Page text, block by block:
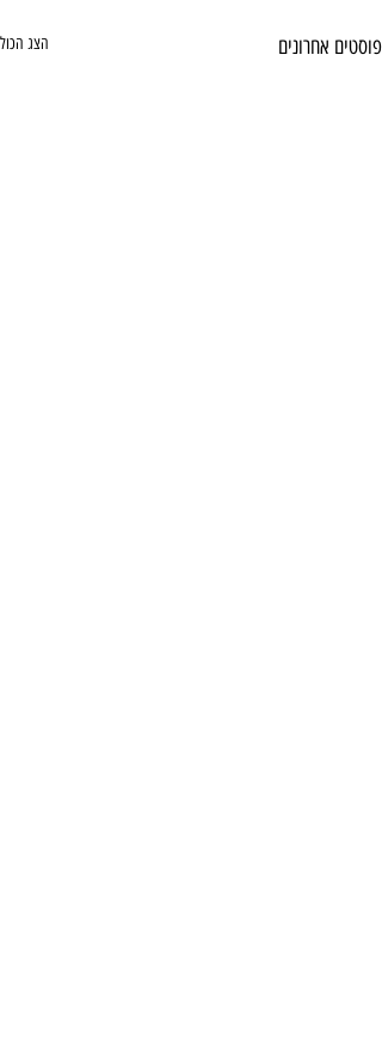
פוסטים אחרונים הצג הכול